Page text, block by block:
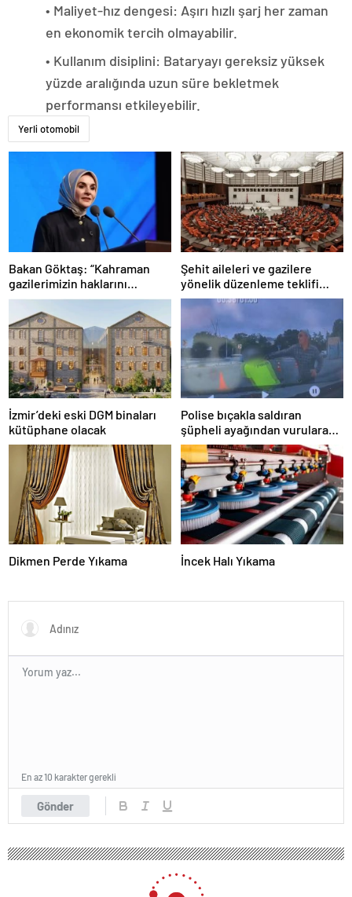
• Maliyet-hız dengesi: Aşırı hızlı şarj her zaman
en ekonomik tercih olmayabilir.
• Kullanım disiplini: Bataryayı gereksiz yüksek
yüzde aralığında uzun süre bekletmek
performansı etkileyebilir.
Yerli otomobil
Bakan Göktaş: “Kahraman
gazilerimizin haklarını
güçlendiren yeni bir dönemin
kapılarını aralıyoruz”
Şehit aileleri ve gazilere
yönelik düzenleme teklifi
Meclis’te kabul edildi
İzmir’deki eski DGM binaları
kütüphane olacak
Polise bıçakla saldıran
şüpheli ayağından vurularak
yakalandı
Dikmen Perde Yıkama İncek Halı Yıkama
Gönder
En az 10 karakter gerekli